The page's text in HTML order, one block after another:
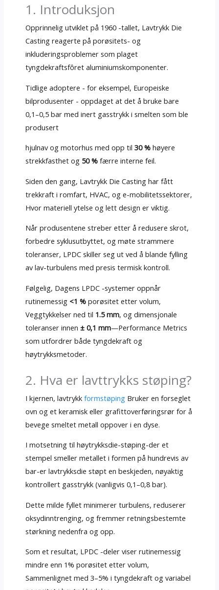
1. Introduksjon
Opprinnelig utviklet på 1960 -tallet, Lavtrykk Die
Casting reagerte på porøsitets- og
inkluderingsproblemer som plaget
tyngdekraftsfôret aluminiumskomponenter.
Tidlige adoptere - for eksempel, Europeiske
bilprodusenter - oppdaget at det å bruke bare
0,1–0,5 bar med inert gasstrykk i smelten som ble
produsert
hjulnav og motorhus med opp til 30 %høyere
strekkfasthet og 50 %færre interne feil.
Siden den gang, Lavtrykk Die Casting har fått
trekkraft i romfart, HVAC, og e-mobilitetssektorer,
Hvor materiell ytelse og lett design er viktig.
Når produsentene streber etter å redusere skrot,
forbedre syklusutbyttet, og møte strammere
toleranser, LPDC skiller seg ut ved å blande fylling
av lav-turbulens med presis termisk kontroll.
Følgelig, Dagens LPDC -systemer oppnår
rutinemessig <1 %porøsitet etter volum,
Veggtykkelser ned til 1.5 mm, og dimensjonale
toleranser innen ± 0,1 mm—Performance Metrics
som utfordrer både tyngdekraft og
høytrykksmetoder.
2. Hva er lavttrykks støping?
I kjernen, lavtrykk formstøpingBruker en forseglet
ovn og et keramisk eller grafittoverføringsrør for å
bevege smeltet metall oppover i en dyse.
I motsetning til høytrykksdie-støping-der et
stempel smeller metallet i formen på hundrevis av
bar-er lavtrykksdie støpt en beskjeden, nøyaktig
kontrollert gasstrykk (vanligvis 0,1–0,8 bar).
Dette milde fyllet minimerer turbulens, reduserer
oksydinntrenging, og fremmer retningsbestemte
størkning nedenfra og opp.
Som et resultat, LPDC -deler viser rutinemessig
mindre enn 1% porøsitet etter volum,
Sammenlignet med 3–5% i tyngdekraft og variabel